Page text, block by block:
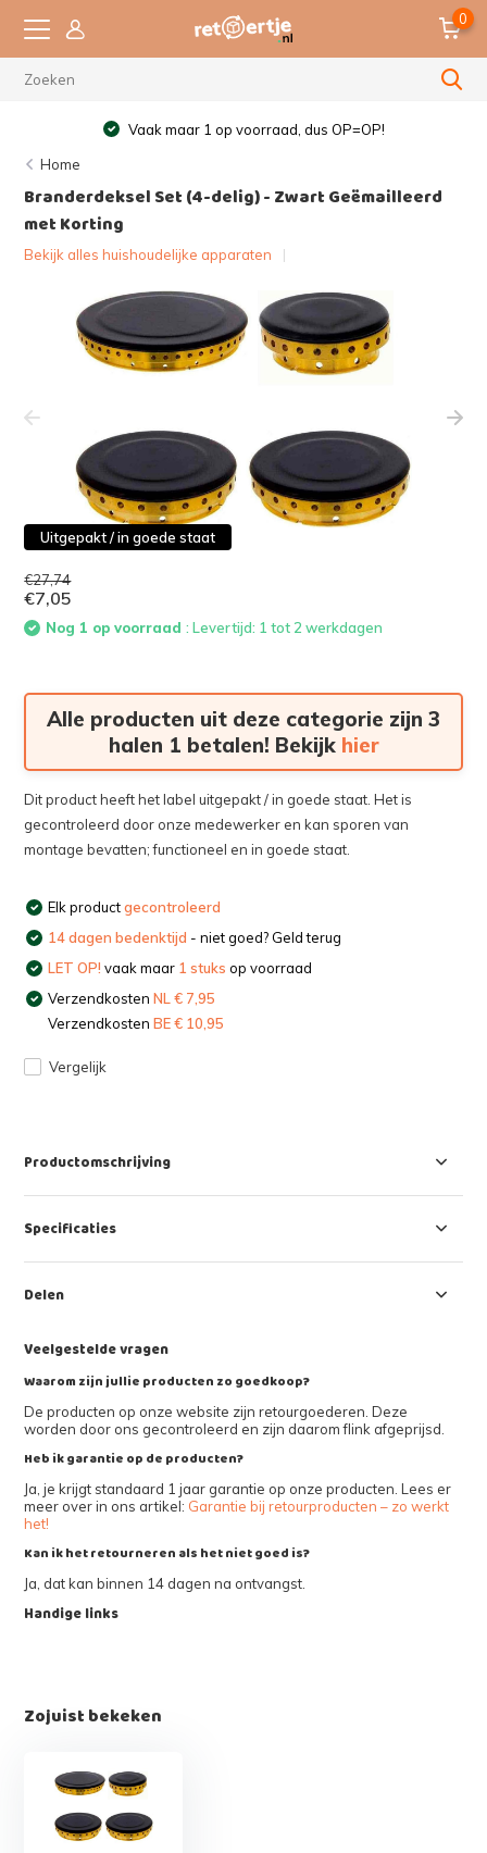
0
Vaak maar 1 op voorraad, dus OP=OP!
Home
Branderdeksel Set (4-delig) - Zwart Geëmailleerd
met Korting
Bekijk alles huishoudelijke apparaten
Uitgepakt / in goede staat
€27,74
€7,05
Nog 1 op voorraad: Levertijd: 1 tot 2 werkdagen
Alle producten uit deze categorie zijn 3
halen 1 betalen! Bekijk hier
Dit product heeft het label uitgepakt / in goede staat. Het is
gecontroleerd door onze medewerker en kan sporen van
montage bevatten; functioneel en in goede staat.
Elk productgecontroleerd
14 dagen bedenktijd - niet goed? Geld terug
LET OP! vaak maar 1 stuks op voorraad
VerzendkostenNL € 7,95
VerzendkostenBE € 10,95
Vergelijk
Productomschrijving
Specificaties
Delen
Veelgestelde vragen
Waarom zijn jullie producten zo goedkoop?
De producten op onze website zijn retourgoederen. Deze
worden door ons gecontroleerd en zijn daarom flink afgeprijsd.
Heb ik garantie op de producten?
Ja, je krijgt standaard 1 jaar garantie op onze producten. Lees er
meer over in ons artikel: Garantie bij retourproducten – zo werkt
het!
Kan ik het retourneren als het niet goed is?
Ja, dat kan binnen 14 dagen na ontvangst.
Handige links
Zojuist bekeken